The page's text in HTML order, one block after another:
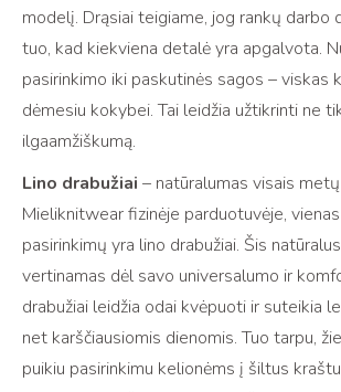
modelį. Drąsiai teigiame, jog rankų darbo
tuo, kad kiekviena detalė yra apgalvota.
pasirinkimo iki paskutinės sagos – viskas
dėmesiu kokybei. Tai leidžia užtikrinti ne
ilgaamžiškumą.
Lino drabužiai – natūralumas visais
Mieliknitwear fizinėje parduotuvėje,
pasirinkimų yra lino drabužiai. Šis
vertinamas dėl savo universalumo ir
drabužiai leidžia odai kvėpuoti ir suteikia
net karščiausiomis dienomis. Tuo tarpu,
puikiu pasirinkimu kelionėms į šiltus